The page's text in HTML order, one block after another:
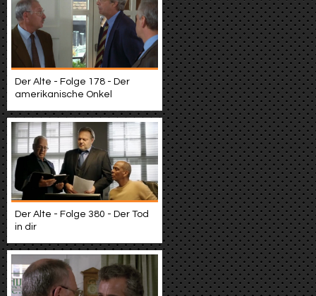
Der Alte - Folge 178 - Der
amerikanische Onkel
Der Alte - Folge 380 - Der Tod
in dir